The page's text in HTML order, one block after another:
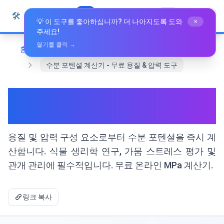
본문으로 건너뛰기
🛠️ Whiz Tools 한국어
홈
전문 도구
수분 포텐셜 계산기 - 무료 용질 & 압력 도구
용질 및 압력 구성 요소로부터 수분 포텐셜을 즉시 계
산합니다. 식물 생리학 연구, 가뭄 스트레스 평가 및
관개 관리에 필수적입니다. 무료 온라인 MPa 계산기.
링크 복사
💡 이 도구를 좋아하십니까? 더 나아지도록 도와
주세요!
×
열기를 클릭 →